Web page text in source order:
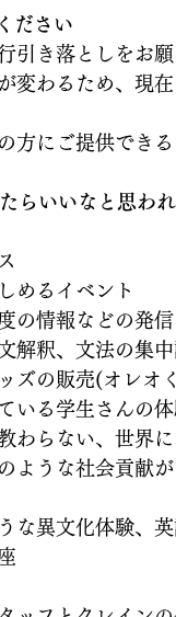
ださい
引き落としをお
変わるため、現
方にご提供でき
らいいなと思わ
ス
めるイベント
の情報などの発信
解釈、文法の集中
ズの販売(オレオ
いる学生さんの
わらない、世界
ような社会貢献
な異文化体験、